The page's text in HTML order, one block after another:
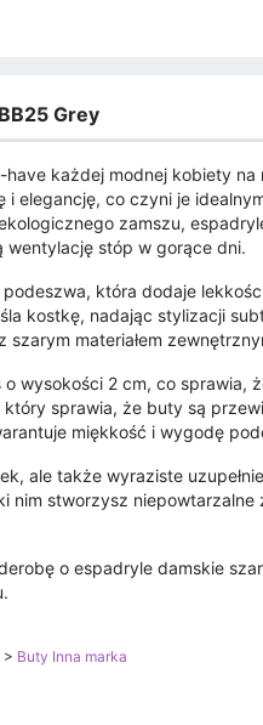
Grey
have każdej modnej kobiety
elegancję, co czyni je
zamszu,
wentylację stóp w gorące dni.
która dodaje
kostkę, nadając stylizacji
materiałem
o wysokości 2 cm, co sprawia,
sprawia, że buty są
miękkość i wygodę
ale także wyraziste
nim stworzysz
o espadryle damskie
> Buty Inna marka